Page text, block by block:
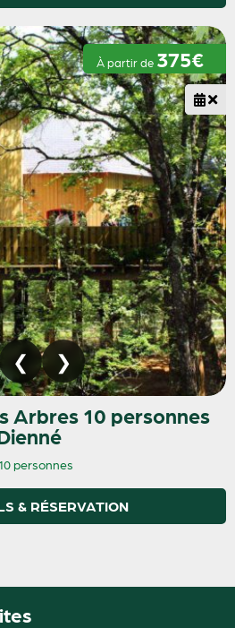
À partir de 375€
Arbres 10 personnes
10 personnes
& RÉSERVATION